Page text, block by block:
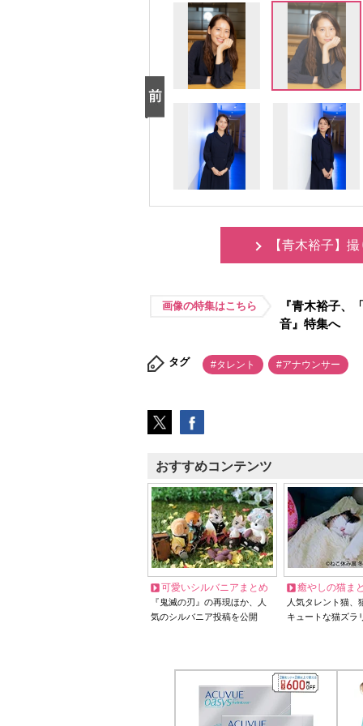
【青木裕子】
画像の特集はこちら
『青木裕子、
音』特集へ
タグ #タレント #アナウンサー
おすすめコンテンツ
可愛いシルバニアまとめ
『鬼滅の刃』の再現ほか、人
気のシルバニア投稿を公開
癒やしの猫ま
人気タレント猫
キュートな猫ズラ